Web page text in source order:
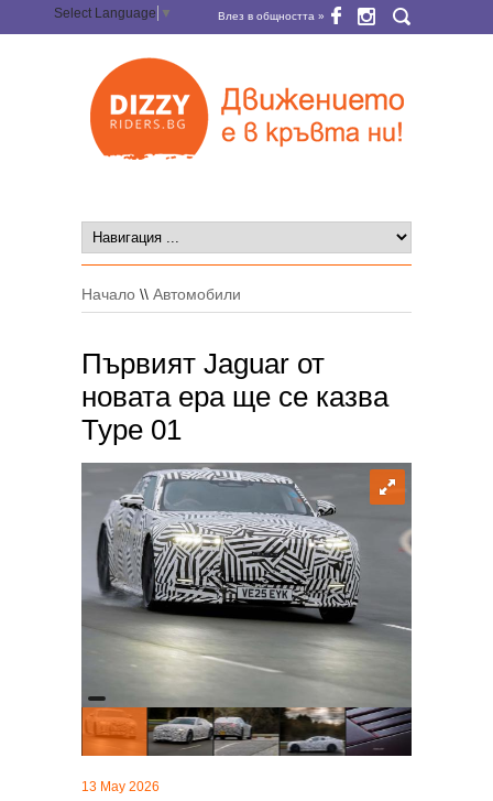
Select Language ▼ Влез в общността »
Начало \\ Автомобили
Първият Jaguar от
новата ера ще се казва
Type 01
13 May 2026